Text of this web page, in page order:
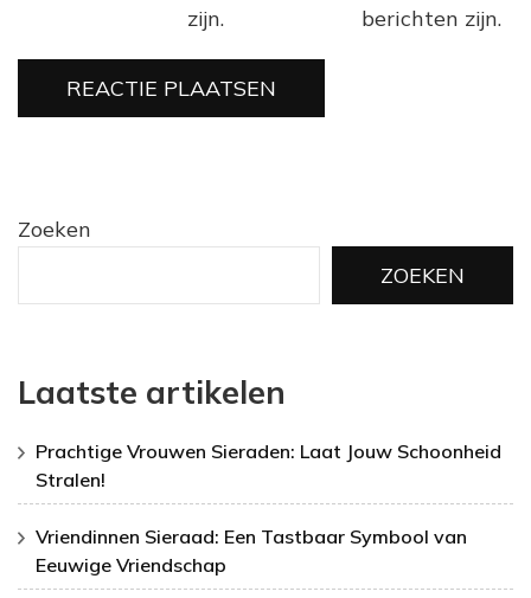
zijn.
berichten zijn.
Zoeken
ZOEKEN
Laatste artikelen
Prachtige Vrouwen Sieraden: Laat Jouw Schoonheid
Stralen!
Vriendinnen Sieraad: Een Tastbaar Symbool van
Eeuwige Vriendschap